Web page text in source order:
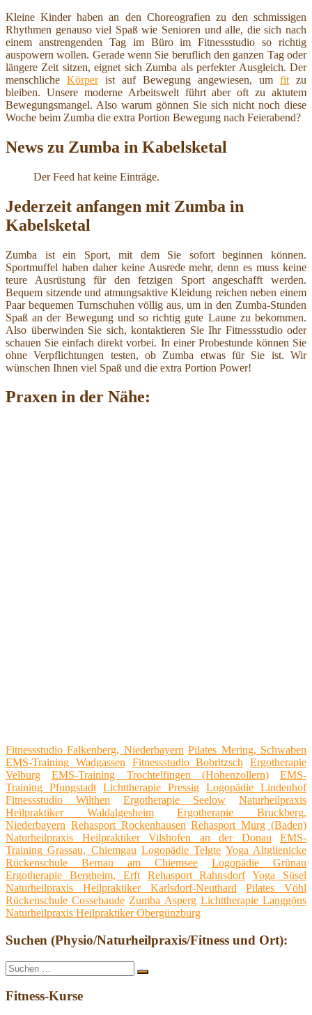
Kleine Kinder haben an den Choreografien zu den schmissigen
Rhythmen genauso viel Spaß wie Senioren und alle, die sich nach
einem anstrengenden Tag im Büro im Fitnessstudio so richtig
auspowern wollen. Gerade wenn Sie beruflich den ganzen Tag oder
längere Zeit sitzen, eignet sich Zumba als perfekter Ausgleich. Der
menschliche Körperist auf Bewegung angewiesen, um fit zu
bleiben. Unsere moderne Arbeitswelt führt aber oft zu aktutem
Bewegungsmangel. Also warum gönnen Sie sich nicht noch diese
Woche beim Zumba die extra Portion Bewegung nach Feierabend?
News zu Zumba in Kabelsketal
Der Feed hat keine Einträge.
Jederzeit anfangen mit Zumba in
Kabelsketal
Zumba ist ein Sport, mit dem Sie sofort beginnen können.
Sportmuffel haben daher keine Ausrede mehr, denn es muss keine
teure Ausrüstung für den fetzigen Sport angeschafft werden.
Bequem sitzende und atmungsaktive Kleidung reichen neben einem
Paar bequemen Turnschuhen völlig aus, um in den Zumba-Stunden
Spaß an der Bewegung und so richtig gute Laune zu bekommen.
Also überwinden Sie sich, kontaktieren Sie Ihr Fitnessstudio oder
schauen Sie einfach direkt vorbei. In einer Probestunde können Sie
ohne Verpflichtungen testen, ob Zumba etwas für Sie ist. Wir
wünschen Ihnen viel Spaß und die extra Portion Power!
Praxen in der Nähe:
Fitnessstudio Falkenberg, Niederbayern Pilates Mering, Schwaben
EMS-Training Wadgassen
Fitnessstudio Bobritzsch
Ergotherapie
Velburg
EMS-Training Trochtelfingen (Hohenzollern)
EMS-
Training Pfungstadt Lichttherapie Pressig Logopädie Lindenhof
Fitnessstudio Wilthen
Ergotherapie Seelow
Naturheilpraxis
Heilpraktiker Waldalgesheim
Ergotherapie Bruckberg,
Niederbayern Rehasport Rockenhausen Rehasport Murg (Baden)
Naturheilpraxis Heilpraktiker Vilshofen an der Donau
EMS-
Training Grassau, Chiemgau Logopädie Telgte Yoga Altglienicke
Rückenschule Bernau am Chiemsee
Logopädie Grünau
Ergotherapie Bergheim, Erft
Rehasport Rahnsdorf Yoga Süsel
Naturheilpraxis Heilpraktiker Karlsdorf-Neuthard
Pilates Vöhl
Rückenschule Cossebaude Zumba Asperg Lichttherapie Langgöns
Naturheilpraxis Heilpraktiker Obergünzburg
Suchen (Physio/Naturheilpraxis/Fitness und Ort):
Suche
nach:
Suchen
Fitness-Kurse